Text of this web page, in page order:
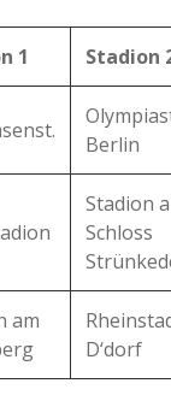
1 Stadion
Berlin
Stadion
Schloss
am
D‘dorf